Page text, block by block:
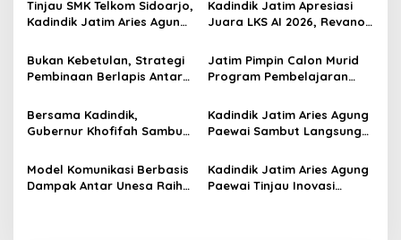
s
i
p
o
s
Tinjau SMK Telkom Sidoarjo,
Kadindik Jatim Aries Agung
Representatif Tingkatkan
Kualitas Pembelajaran
Kadindik Jatim Apresiasi
Juara LKS AI 2026, Revano
dari Gubernur Khofifah
Bukan Kebetulan, Strategi
Pembinaan Berlapis Antar
Juara Umum LKS Nasional
Jatim Pimpin Calon Murid
Program Pembelajaran
ATS Lolos Verifikasi dan
Siap Belajar
Bersama Kadindik,
Gubernur Khofifah Sambut
Umum LKS Dikmen Nasional
2026 di Grahadi
Kadindik Jatim Aries Agung
Paewai Sambut Langsung
Dikmen Nasional 2026 di
Pasar Turi
Model Komunikasi Berbasis
Dampak Antar Unesa Raih
Kadindik Jatim Aries Agung
Paewai Tinjau Inovasi